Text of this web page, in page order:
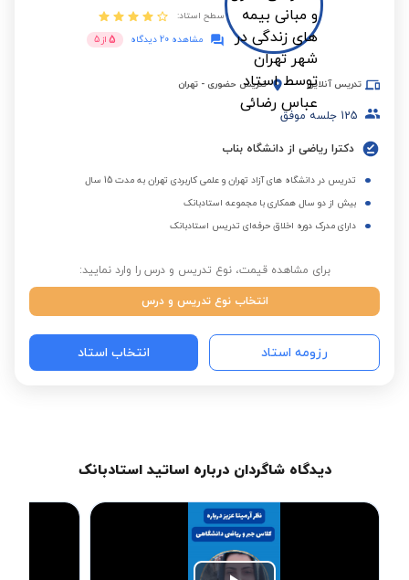
سطح استاد:
مشاهده 20 دیدگاه
5 از 5
تدریس آنلاین تدریس حضوری - تهران
125 جلسه موفق
دکترا ریاضی از دانشگاه بناب
تدریس در دانشگاه های آزاد تهران و علمی کاربردی تهران به مدت 15 سال
بیش از دو سال همکاری با مجموعه استادبانک
دارای مدرک دوره اخلاق حرفه‌ای تدریس استادبانک
برای مشاهده قیمت، نوع تدریس و درس را وارد نمایید:
انتخاب نوع تدریس و درس
رزومه استاد انتخاب استاد
دیدگاه شاگردان درباره اساتید استادبانک